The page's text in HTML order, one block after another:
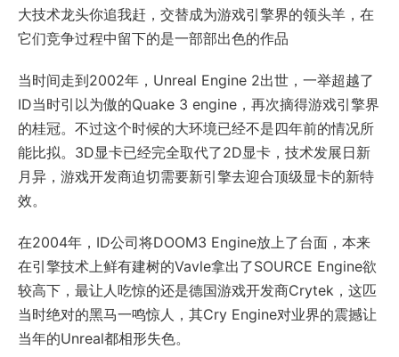
大技术龙头你追我赶，交替成为游戏引擎界的领头羊，在
它们竞争过程中留下的是一部部出色的作品
当时间走到2002年，Unreal Engine 2出世，一举超越了
ID当时引以为傲的Quake 3 engine，再次摘得游戏引擎界
的桂冠。不过这个时候的大环境已经不是四年前的情况所
能比拟。3D显卡已经完全取代了2D显卡，技术发展日新
月异，游戏开发商迫切需要新引擎去迎合顶级显卡的新特
效。
在2004年，ID公司将DOOM3 Engine放上了台面，本来
在引擎技术上鲜有建树的Vavle拿出了SOURCE Engine欲
较高下，最让人吃惊的还是德国游戏开发商Crytek，这匹
当时绝对的黑马一鸣惊人，其Cry Engine对业界的震撼让
当年的Unreal都相形失色。